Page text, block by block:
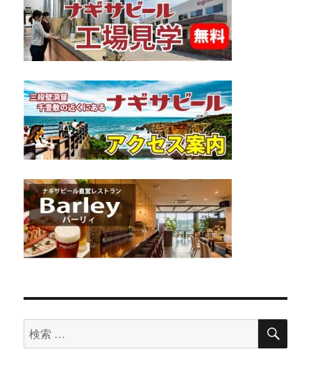
検
索
検